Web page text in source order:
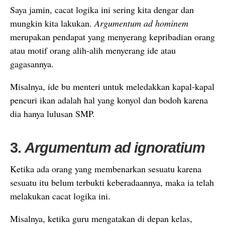
Saya jamin, cacat logika ini sering kita dengar dan
mungkin kita lakukan.Argumentum ad hominem
merupakan pendapat yang menyerang kepribadian orang
atau motif orang alih-alih menyerang ide atau
gagasannya.
Misalnya, ide bu menteri untuk meledakkan kapal-kapal
pencuri ikan adalah hal yang konyol dan bodoh karena
dia hanya lulusan SMP.
3. Argumentum ad ignoratium
Ketika ada orang yang membenarkan sesuatu karena
sesuatu itu belum terbukti keberadaannya, maka ia telah
melakukan cacat logika ini.
Misalnya, ketika guru mengatakan di depan kelas,